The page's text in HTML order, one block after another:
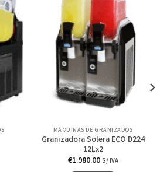
MÁQUINAS DE GRANIZADOS
Granizadora Solera ECO D224
12Lx2
€1.980.00 S/ IVA